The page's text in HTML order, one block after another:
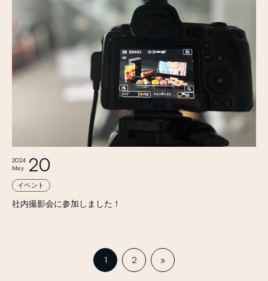
社内撮影会に参加しました！
2024
May
20
イベント
1 2 »